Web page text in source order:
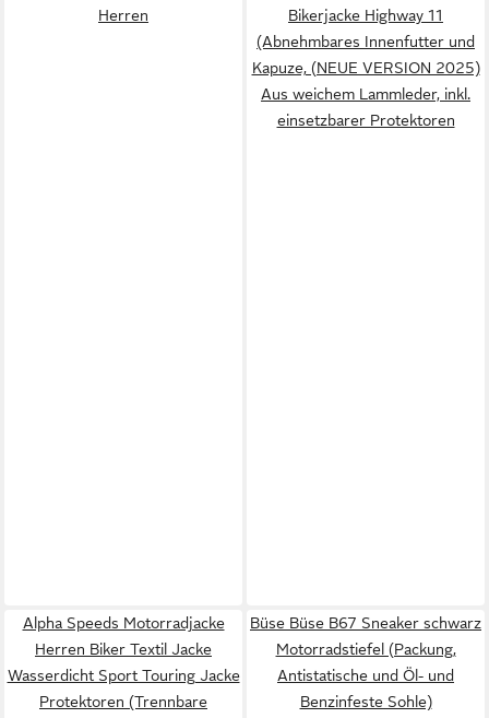
Herren
Bikerjacke Highway 11
(Abnehmbares Innenfutter und
Kapuze, (NEUE VERSION 2025)
Aus weichem Lammleder, inkl.
einsetzbarer Protektoren
Alpha Speeds Motorradjacke
Herren Biker Textil Jacke
Wasserdicht Sport Touring Jacke
Protektoren (Trennbare
Büse Büse B67 Sneaker schwarz
Motorradstiefel (Packung,
Antistatische und Öl- und
Benzinfeste Sohle)